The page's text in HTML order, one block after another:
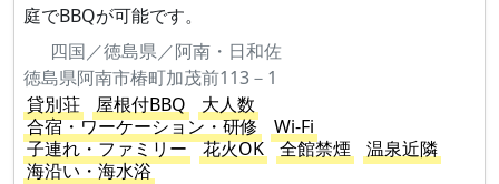
庭でBBQが可能です。
四国／徳島県／阿南・日和佐
徳島県阿南市椿町加茂前113－1
貸別荘
屋根付BBQ
大人数
合宿・ワーケーション・研修
Wi-Fi
子連れ・ファミリー
花火OK 全館禁煙
温泉近隣
海沿い・海水浴